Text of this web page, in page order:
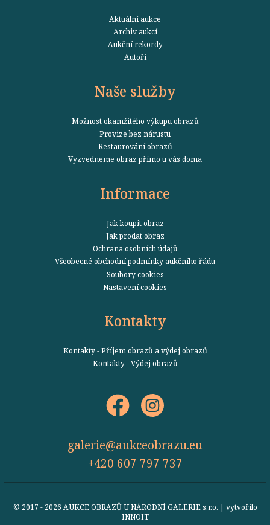
Aktuální aukce
Archiv aukcí
Aukční rekordy
Autoři
Naše služby
Možnost okamžitého výkupu obrazů
Provize bez nárustu
Restaurování obrazů
Vyzvedneme obraz přímo u vás doma
Informace
Jak koupit obraz
Jak prodat obraz
Ochrana osobních údajů
Všeobecné obchodní podmínky aukčního řádu
Soubory cookies
Nastavení cookies
Kontakty
Kontakty - Příjem obrazů a výdej obrazů
Kontakty - Výdej obrazů
galerie@aukceobrazu.eu
+420 607 797 737
© 2017 - 2026 AUKCE OBRAZŮ U NÁRODNÍ GALERIE s.r.o. | vytvořilo
INNOIT